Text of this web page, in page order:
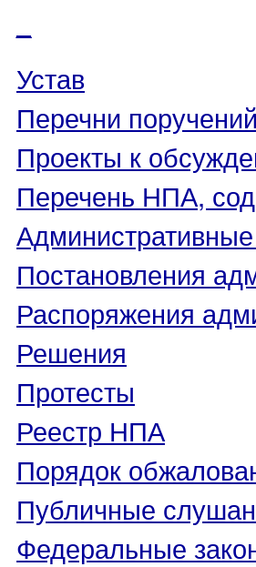
Устав
Перечни поручений
Проекты к
Перечень НПА,
Постановления
Распоряжения
Решения
Протесты
Реестр НПА
Порядок
Публичные
Федеральные